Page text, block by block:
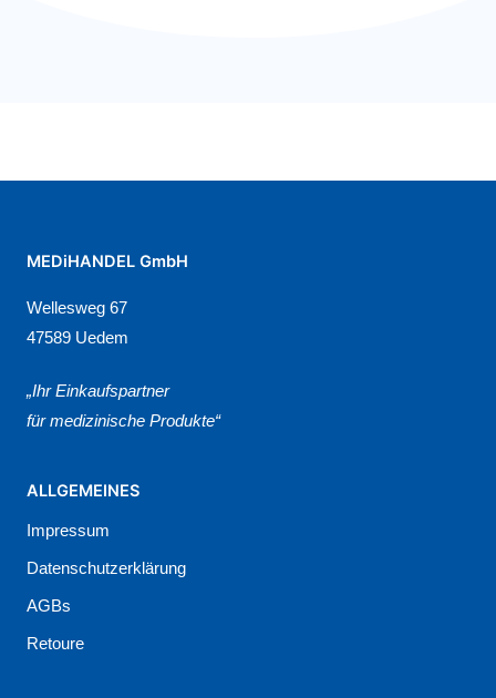
MEDiHANDEL GmbH
Wellesweg 67
47589 Uedem
„Ihr Einkaufspartner
für medizinische Produkte“
ALLGEMEINES
Impressum
Datenschutzerklärung
AGBs
Retoure